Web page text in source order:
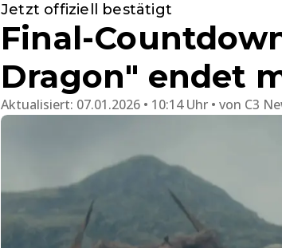
Jetzt offiziell bestätigt
Final-
Dragon" endet
Aktualisiert: 07.01.2026 • 10:14 Uhr von C3